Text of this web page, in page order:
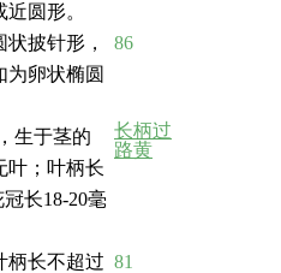
圆形。
披针形，
为卵状椭圆
86
生于茎的
叶；叶柄长
长18-20毫
长柄过
路黄
柄长不超过 81